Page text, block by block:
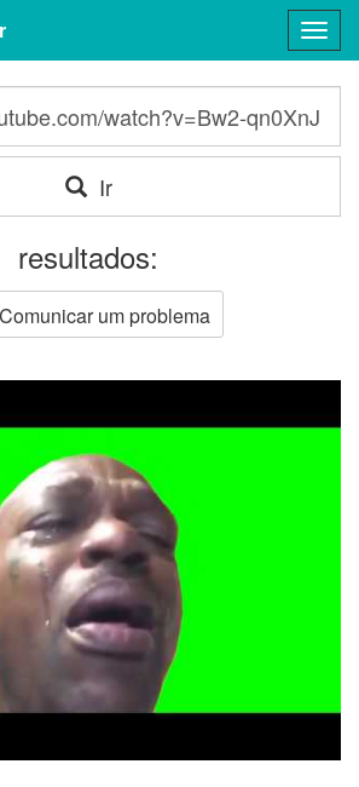
Ir
resultados:
Comunicar um problema